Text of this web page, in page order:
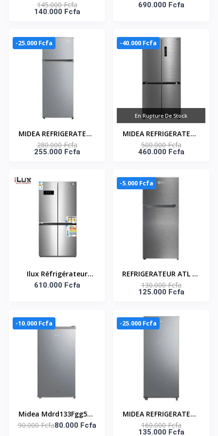
BATTANTS / 168 L /
INOX&SILVER
145.000 Fcfa
140.000 Fcfa
REFRIGERATEUR
690.000 Fcfa
-25.000 Fcfa
MIDEA REFRIGERATEUR
COMBINE 270L NO
FROST INVERTER - 3
MDRB380FGD50
280.000 Fcfa
255.000 Fcfa
-40.000 Fcfa
En Rupture De Stock
MIDEA REFRIGERATEUR
FRENCH DOOR 424 L
INVERTER-
500.000 Fcfa
460.000 Fcfa
Ilux Réfrigérateur
Américain 4 Battants -
610.000 Fcfa
-5.000 Fcfa
REFRIGERATEUR ATL 02
BATTANTS / 138 L /
INOX&SILVER
130.000 Fcfa
125.000 Fcfa
-10.000 Fcfa
Midea Mdrd133Fgg50 -
Petit Frigo Midea - 1
90.000 Fcfa80.000 Fcfa
-25.000 Fcfa
MIDEA REFRIGERATEUR
UNE PORTE 190LT -
160.000 Fcfa
135.000 Fcfa